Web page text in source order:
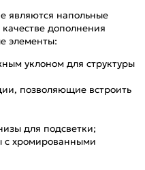
являются напольные
дополнения
элементы:
уклоном для структуры
позволяющие встроить
для подсветки;
с хромированными